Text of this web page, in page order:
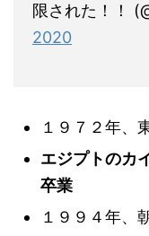
限された！！
2020
１９７２年、
エジプトのカ
卒業
１９９４年、